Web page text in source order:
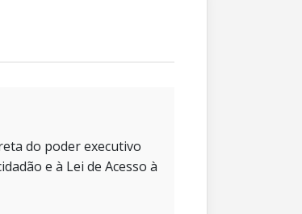
do poder executivo
e à Lei de Acesso à